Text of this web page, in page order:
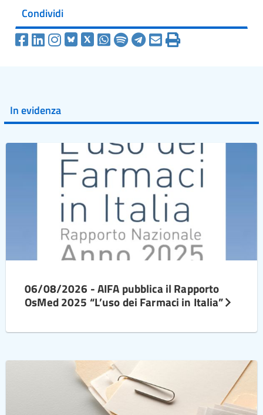
Condividi
In evidenza
06/08/2026 - AIFA pubblica il Rapporto
OsMed 2025 “L’uso dei Farmaci in Italia”